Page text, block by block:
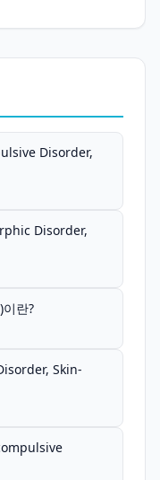
Disorder,
Disorder,
란?
Skin-